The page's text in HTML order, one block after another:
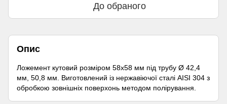
До обраного
Опис
Ложемент кутовий розміром 58х58 мм під трубу Ø 42,4
мм, 50,8 мм. Виготовлений із нержавіючої сталі AISI 304 з
обробкою зовнішніх поверхонь методом полірування.